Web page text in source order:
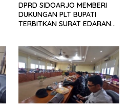
DPRD SIDOARJO MEMBERI
DUKUNGAN PLT BUPATI
TERBITKAN SURAT EDARAN
TK, PAUD, SD, SMP/MTS
KELUAR KOTA